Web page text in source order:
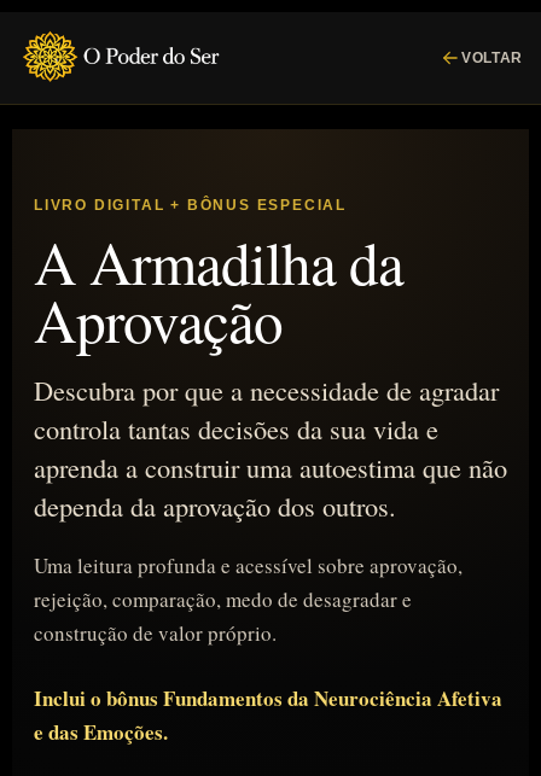
VOLTAR
LIVRO DIGITAL + BÔNUS ESPECIAL
A Armadilha da
Aprovação
Descubra por que a necessidade de agradar
controla tantas decisões da sua vida e
aprenda a construir uma autoestima que não
dependa da aprovação dos outros.
Uma leitura profunda e acessível sobre aprovação,
rejeição, comparação, medo de desagradar e
construção de valor próprio.
Inclui o bônus Fundamentos da Neurociência Afetiva
e das Emoções.